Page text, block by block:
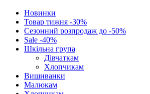
Новинки
Товар тижня -30%
Сезонний розпродаж до -50%
Sale -40%
Шкільна група
Дівчаткам
Хлопчикам
Вишиванки
Малюкам